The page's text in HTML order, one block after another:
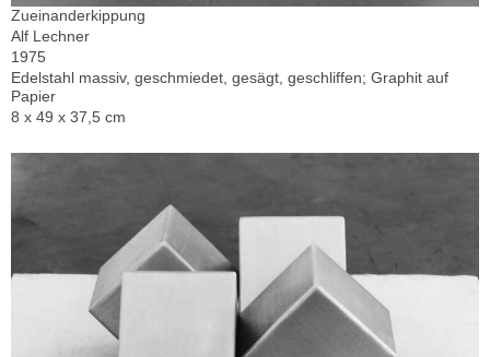
Zueinanderkippung
Alf Lechner
1975
Edelstahl massiv, geschmiedet, gesägt, geschliffen; Graphit auf
Papier
8 x 49 x 37,5 cm